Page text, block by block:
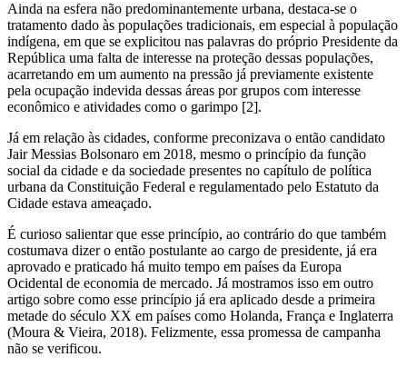
Ainda na esfera não predominantemente urbana, destaca-se o
tratamento dado às populações tradicionais, em especial à população
indígena, em que se explicitou nas palavras do próprio Presidente da
República uma falta de interesse na proteção dessas populações,
acarretando em um aumento na pressão já previamente existente
pela ocupação indevida dessas áreas por grupos com interesse
econômico e atividades como o garimpo [2].
Já em relação às cidades, conforme preconizava o então candidato
Jair Messias Bolsonaro em 2018, mesmo o princípio da função
social da cidade e da sociedade presentes no capítulo de política
urbana da Constituição Federal e regulamentado pelo Estatuto da
Cidade estava ameaçado.
É curioso salientar que esse princípio, ao contrário do que também
costumava dizer o então postulante ao cargo de presidente, já era
aprovado e praticado há muito tempo em países da Europa
Ocidental de economia de mercado. Já mostramos isso em outro
artigo sobre como esse princípio já era aplicado desde a primeira
metade do século XX em países como Holanda, França e Inglaterra
(Moura & Vieira, 2018). Felizmente, essa promessa de campanha
não se verificou.